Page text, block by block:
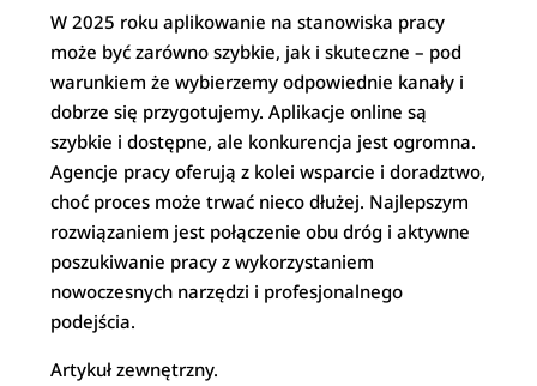
W 2025 roku aplikowanie na stanowiska pracy
może być zarówno szybkie, jak i skuteczne – pod
warunkiem że wybierzemy odpowiednie kanały i
dobrze się przygotujemy. Aplikacje online są
szybkie i dostępne, ale konkurencja jest ogromna.
Agencje pracy oferują z kolei wsparcie i doradztwo,
choć proces może trwać nieco dłużej. Najlepszym
rozwiązaniem jest połączenie obu dróg i aktywne
poszukiwanie pracy z wykorzystaniem
nowoczesnych narzędzi i profesjonalnego
podejścia.
Artykuł zewnętrzny.